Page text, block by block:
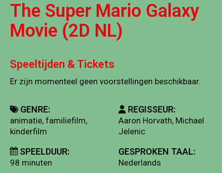
The Super Mario Galaxy
Movie (2D NL)
Speeltijden & Tickets
Er zijn momenteel geen voorstellingen beschikbaar.
GENRE:
animatie, familiefilm,
kinderfilm
SPEELDUUR:
98 minuten
REGISSEUR:
Aaron Horvath, Michael
Jelenic
GESPROKEN TAAL:
Nederlands